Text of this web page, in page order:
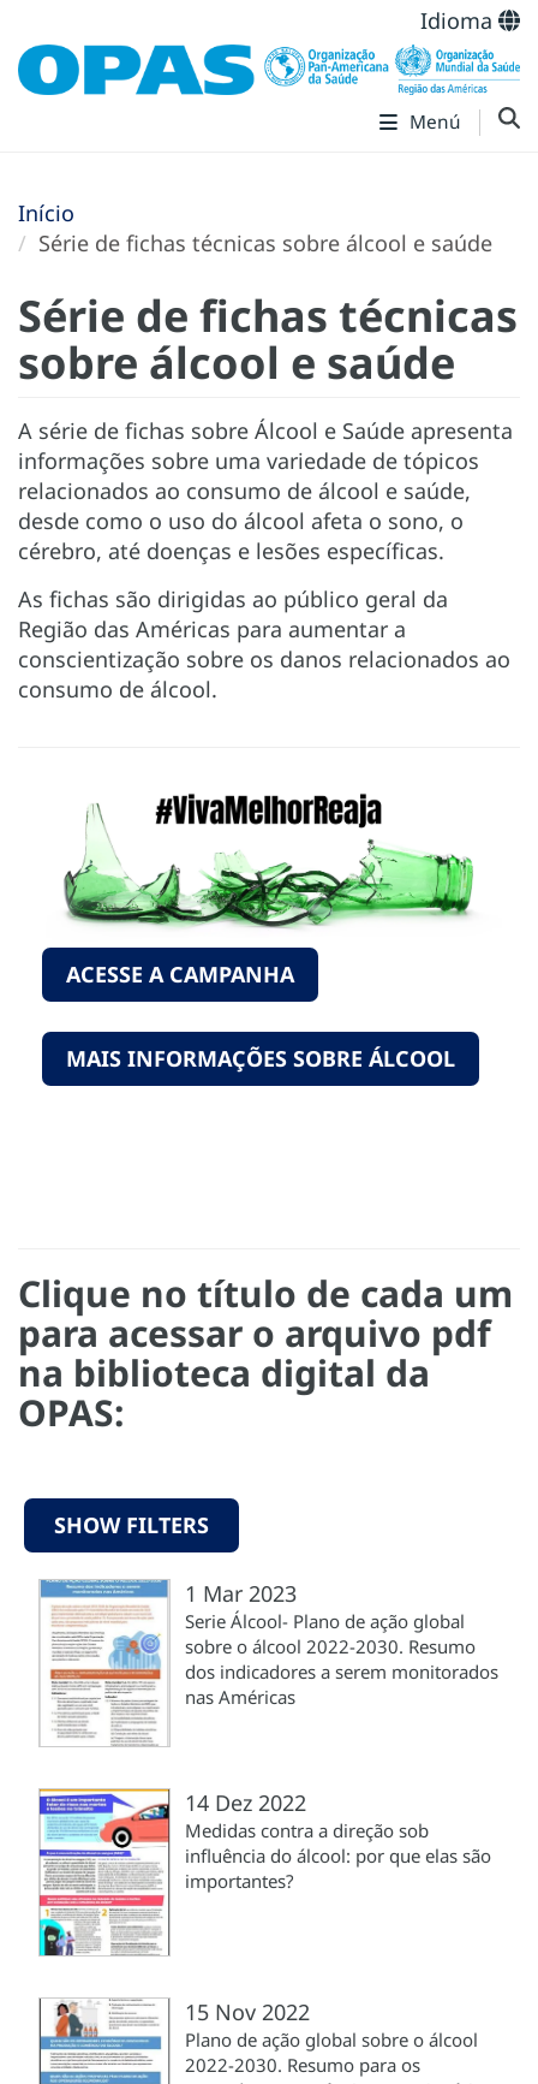
Idioma
Menú
Início
Série de fichas técnicas sobre álcool e saúde
Série de fichas técnicas
sobre álcool e saúde
A série de fichas sobre Álcool e Saúde apresenta
informações sobre uma variedade de tópicos
relacionados ao consumo de álcool e saúde,
desde como o uso do álcool afeta o sono, o
cérebro, até doenças e lesões específicas.
As fichas são dirigidas ao público geral da
Região das Américas para aumentar a
conscientização sobre os danos relacionados ao
consumo de álcool.
ACESSE A CAMPANHA
MAIS INFORMAÇÕES SOBRE ÁLCOOL
Clique no título de cada um
para acessar o arquivo pdf
na biblioteca digital da
OPAS:
SHOW FILTERS
1 Mar 2023
Serie Álcool- Plano de ação global
sobre o álcool 2022-2030. Resumo
dos indicadores a serem monitorados
nas Américas
14 Dez 2022
Medidas contra a direção sob
influência do álcool: por que elas são
importantes?
15 Nov 2022
Plano de ação global sobre o álcool
2022-2030. Resumo para os